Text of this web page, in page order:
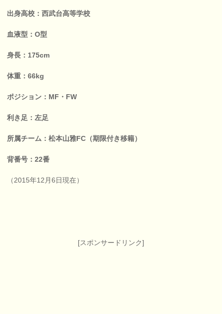
出身高校：西武台高等学校
血液型：O型
身長：175cm
体重：66kg
ポジション：MF・FW
利き足：左足
所属チーム：松本山雅FC（期限付き移籍）
背番号：22番
（2015年12月6日現在）
[スポンサードリンク]